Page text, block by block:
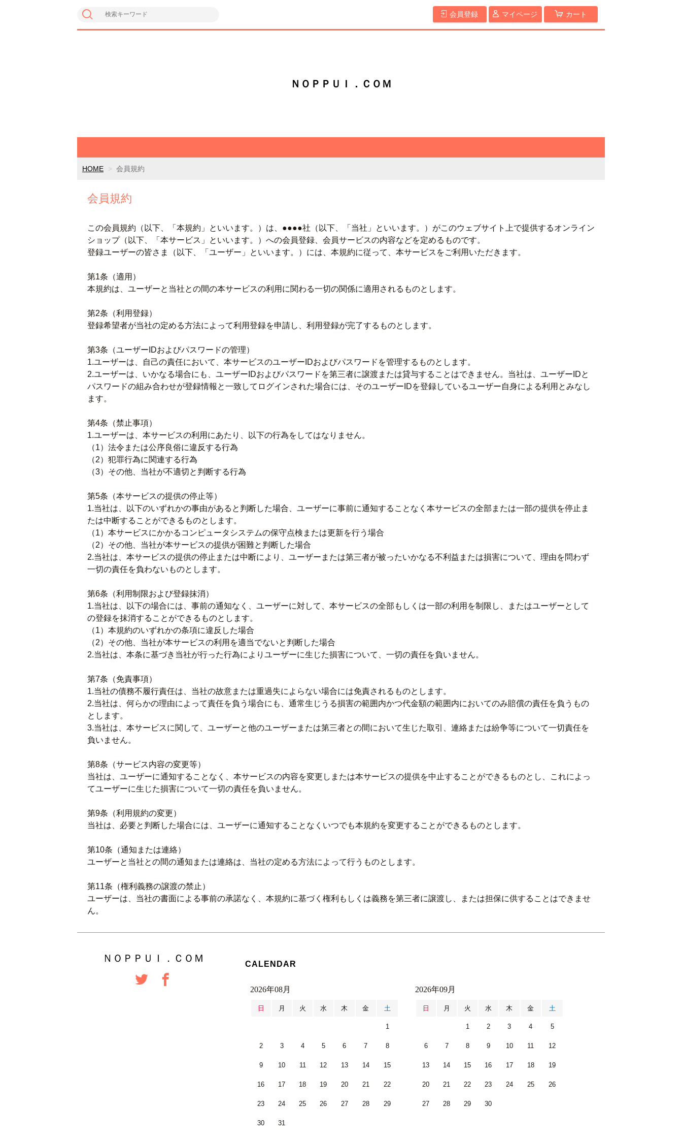
ＮＯＰＰＵＩ．ＣＯＭ
会員登録 マイページ カート
HOME 会員規約
会員規約
この会員規約（以下、「本規約」といいます。）は、●●●●社（以下、「当社」といいます。）がこのウェブサイト上で提供するオンライン
ショップ（以下、「本サービス」といいます。）への会員登録、会員サービスの内容などを定めるものです。
登録ユーザーの皆さま（以下、「ユーザー」といいます。）には、本規約に従って、本サービスをご利用いただきます。
第1条（適用）
本規約は、ユーザーと当社との間の本サービスの利用に関わる一切の関係に適用されるものとします。
第2条（利用登録）
登録希望者が当社の定める方法によって利用登録を申請し、利用登録が完了するものとします。
第3条（ユーザーIDおよびパスワードの管理）
1.ユーザーは、自己の責任において、本サービスのユーザーIDおよびパスワードを管理するものとします。
2.ユーザーは、いかなる場合にも、ユーザーIDおよびパスワードを第三者に譲渡または貸与することはできません。当社は、ユーザーIDと
パスワードの組み合わせが登録情報と一致してログインされた場合には、そのユーザーIDを登録しているユーザー自身による利用とみなし
ます。
第4条（禁止事項）
1.ユーザーは、本サービスの利用にあたり、以下の行為をしてはなりません。
（1）法令または公序良俗に違反する行為
（2）犯罪行為に関連する行為
（3）その他、当社が不適切と判断する行為
第5条（本サービスの提供の停止等）
1.当社は、以下のいずれかの事由があると判断した場合、ユーザーに事前に通知することなく本サービスの全部または一部の提供を停止ま
たは中断することができるものとします。
（1）本サービスにかかるコンピュータシステムの保守点検または更新を行う場合
（2）その他、当社が本サービスの提供が困難と判断した場合
2.当社は、本サービスの提供の停止または中断により、ユーザーまたは第三者が被ったいかなる不利益または損害について、理由を問わず
一切の責任を負わないものとします。
第6条（利用制限および登録抹消）
1.当社は、以下の場合には、事前の通知なく、ユーザーに対して、本サービスの全部もしくは一部の利用を制限し、またはユーザーとして
の登録を抹消することができるものとします。
（1）本規約のいずれかの条項に違反した場合
（2）その他、当社が本サービスの利用を適当でないと判断した場合
2.当社は、本条に基づき当社が行った行為によりユーザーに生じた損害について、一切の責任を負いません。
第7条（免責事項）
1.当社の債務不履行責任は、当社の故意または重過失によらない場合には免責されるものとします。
2.当社は、何らかの理由によって責任を負う場合にも、通常生じうる損害の範囲内かつ代金額の範囲内においてのみ賠償の責任を負うもの
とします。
3.当社は、本サービスに関して、ユーザーと他のユーザーまたは第三者との間において生じた取引、連絡または紛争等について一切責任を
負いません。
第8条（サービス内容の変更等）
当社は、ユーザーに通知することなく、本サービスの内容を変更しまたは本サービスの提供を中止することができるものとし、これによっ
てユーザーに生じた損害について一切の責任を負いません。
第9条（利用規約の変更）
当社は、必要と判断した場合には、ユーザーに通知することなくいつでも本規約を変更することができるものとします。
第10条（通知または連絡）
ユーザーと当社との間の通知または連絡は、当社の定める方法によって行うものとします。
第11条（権利義務の譲渡の禁止）
ユーザーは、当社の書面による事前の承諾なく、本規約に基づく権利もしくは義務を第三者に譲渡し、または担保に供することはできませ
ん。
ＮＯＰＰＵＩ．ＣＯＭ
CALENDAR
2026年08月
日 月 火 水 木 金 土
1
2 3 4 5 6 7 8
9 10 11 12 13 14 15
16 17 18 19 20 21 22
23 24 25 26 27 28 29
30 31
2026年09月
日 月 火 水 木 金 土
1 2 3 4 5
6 7 8 9 10 11 12
13 14 15 16 17 18 19
20 21 22 23 24 25 26
27 28 29 30